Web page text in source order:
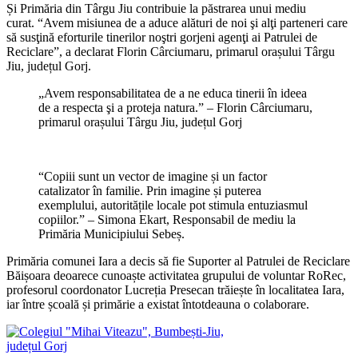
Și Primăria din Târgu Jiu contribuie la păstrarea unui mediu
curat. “Avem misiunea de a aduce alături de noi şi alţi parteneri care
să susţină eforturile tinerilor noştri gorjeni agenţi ai Patrulei de
Reciclare”, a declarat Florin Cârciumaru, primarul orașului Târgu
Jiu, județul Gorj.
„Avem responsabilitatea de a ne educa tinerii în ideea
de a respecta şi a proteja natura.” – Florin Cârciumaru,
primarul orașului Târgu Jiu, județul Gorj
“Copiii sunt un vector de imagine și un factor
catalizator în familie. Prin imagine și puterea
exemplului, autoritățile locale pot stimula entuziasmul
copiilor.” – Simona Ekart, Responsabil de mediu la
Primăria Municipiului Sebeș.
Primăria comunei Iara a decis să fie Suporter al Patrulei de Reciclare
Băișoara deoarece cunoaște activitatea grupului de voluntar RoRec,
profesorul coordonator Lucreția Presecan trăiește în localitatea Iara,
iar între școală și primărie a existat întotdeauna o colaborare.